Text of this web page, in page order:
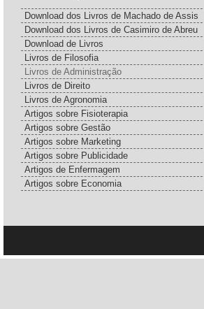
Download dos Livros de Machado de Assis
Download dos Livros de Casimiro de Abreu
Download de Livros
Livros de Filosofia
Livros de Administração
Livros de Direito
Livros de Agronomia
Artigos sobre Fisioterapia
Artigos sobre Gestão
Artigos sobre Marketing
Artigos sobre Publicidade
Artigos de Enfermagem
Artigos sobre Economia